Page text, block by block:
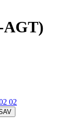
AGT)
02